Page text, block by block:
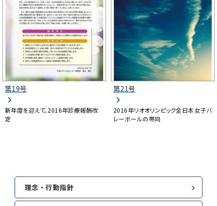
第19号
新年度を迎えて、2016年診療報酬改
定
第21号
2016年リオオリンピック全日本女子バ
レーボールの帯同
理念・行動指針